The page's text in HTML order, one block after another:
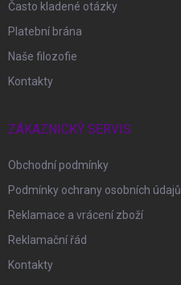
Často kladené otázky
Platební brána
Naše filozofie
Kontakty
ZÁKAZNICKÝ SERVIS
Obchodní podmínky
Podmínky ochrany osobních údajů
Reklamace a vrácení zboží
Reklamační řád
Kontakty